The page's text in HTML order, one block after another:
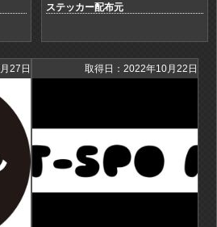
ステッカー配布元
27日 取得日：2022年10月22日